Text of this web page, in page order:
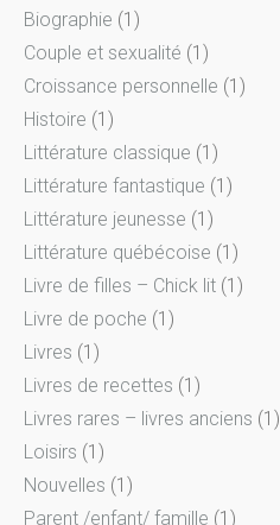
h
e
r
:
Biographie (1)
Couple et sexualité (1)
Croissance personnelle (1)
Histoire (1)
Littérature classique (1)
Littérature fantastique (1)
Littérature jeunesse (1)
Littérature québécoise (1)
Livre de filles – Chick lit (1)
Livre de poche (1)
Livres (1)
Livres de recettes (1)
Livres rares – livres anciens (1)
Loisirs (1)
Nouvelles (1)
Parent /enfant/ famille (1)